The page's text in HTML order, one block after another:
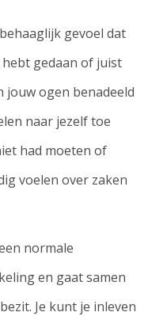
gevoel dat
gedaan of juist
jouw ogen benadeeld
naar jezelf toe
had moeten of
voelen over zaken
normale
en gaat samen
Je kunt je inleven